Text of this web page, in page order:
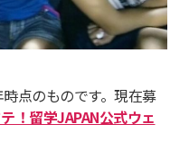
点のものです。現在募
！留学JAPAN公式ウェ